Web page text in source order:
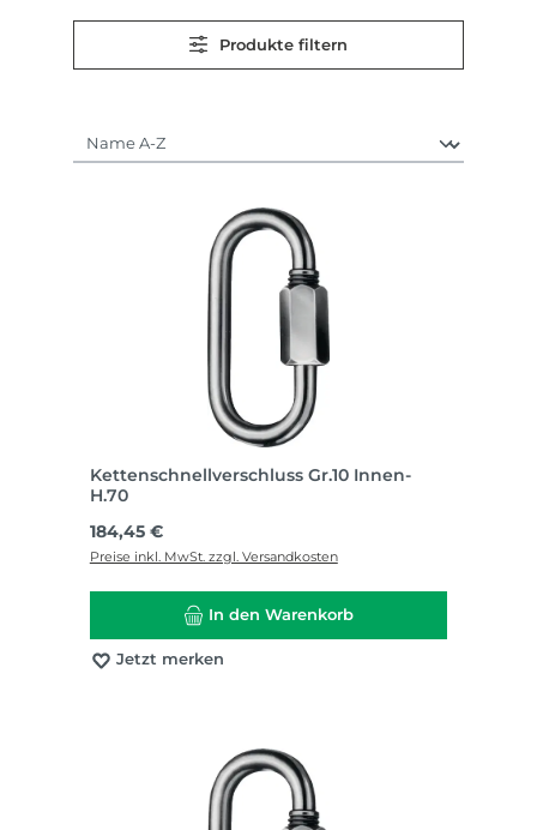
Produkte filtern
Kettenschnellverschluss Gr.10 Innen-
H.70
Regulärer Preis:
184,45 €
Preise inkl. MwSt. zzgl. Versandkosten
In den Warenkorb
Jetzt merken